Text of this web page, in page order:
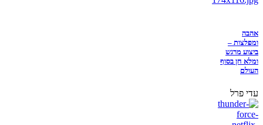
אהבה
ומפלצות –
ביצוע מרגש
ומלא חן בסוף
העולם
עדי פרל